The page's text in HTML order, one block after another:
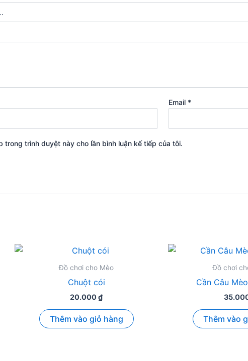
Email *
trong trình duyệt này cho lần bình luận kế tiếp của tôi.
Đồ chơi cho Mèo
Chuột cói
20.000₫
Thêm vào giỏ hàng
Đồ chơi
Cần Câu
Thêm vào